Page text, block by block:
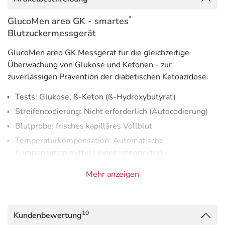
GlucoMen areo GK - smartes*
Blutzuckermessgerät
GlucoMen areo GK Messgerät für die gleichzeitige
Überwachung von Glukose und Ketonen - zur
zuverlässigen Prävention der diabetischen Ketoazidose.
Tests: Glukose, ß-Keton (ß-Hydroxybutyrat)
Streifencodierung: Nicht erforderlich (Autocodierung)
Blutprobe: frisches kapilläres Vollblut
Temperaturkompensation: Automatische
Kompensation mittels eines integrierten
Batterien: 2 x 3,0-V-Lithium-Batterien (CR2032)
Speicher: 730 Blutzuckermesswerte und 100 ß-
Mehr anzeigen
Kundenbewertung10